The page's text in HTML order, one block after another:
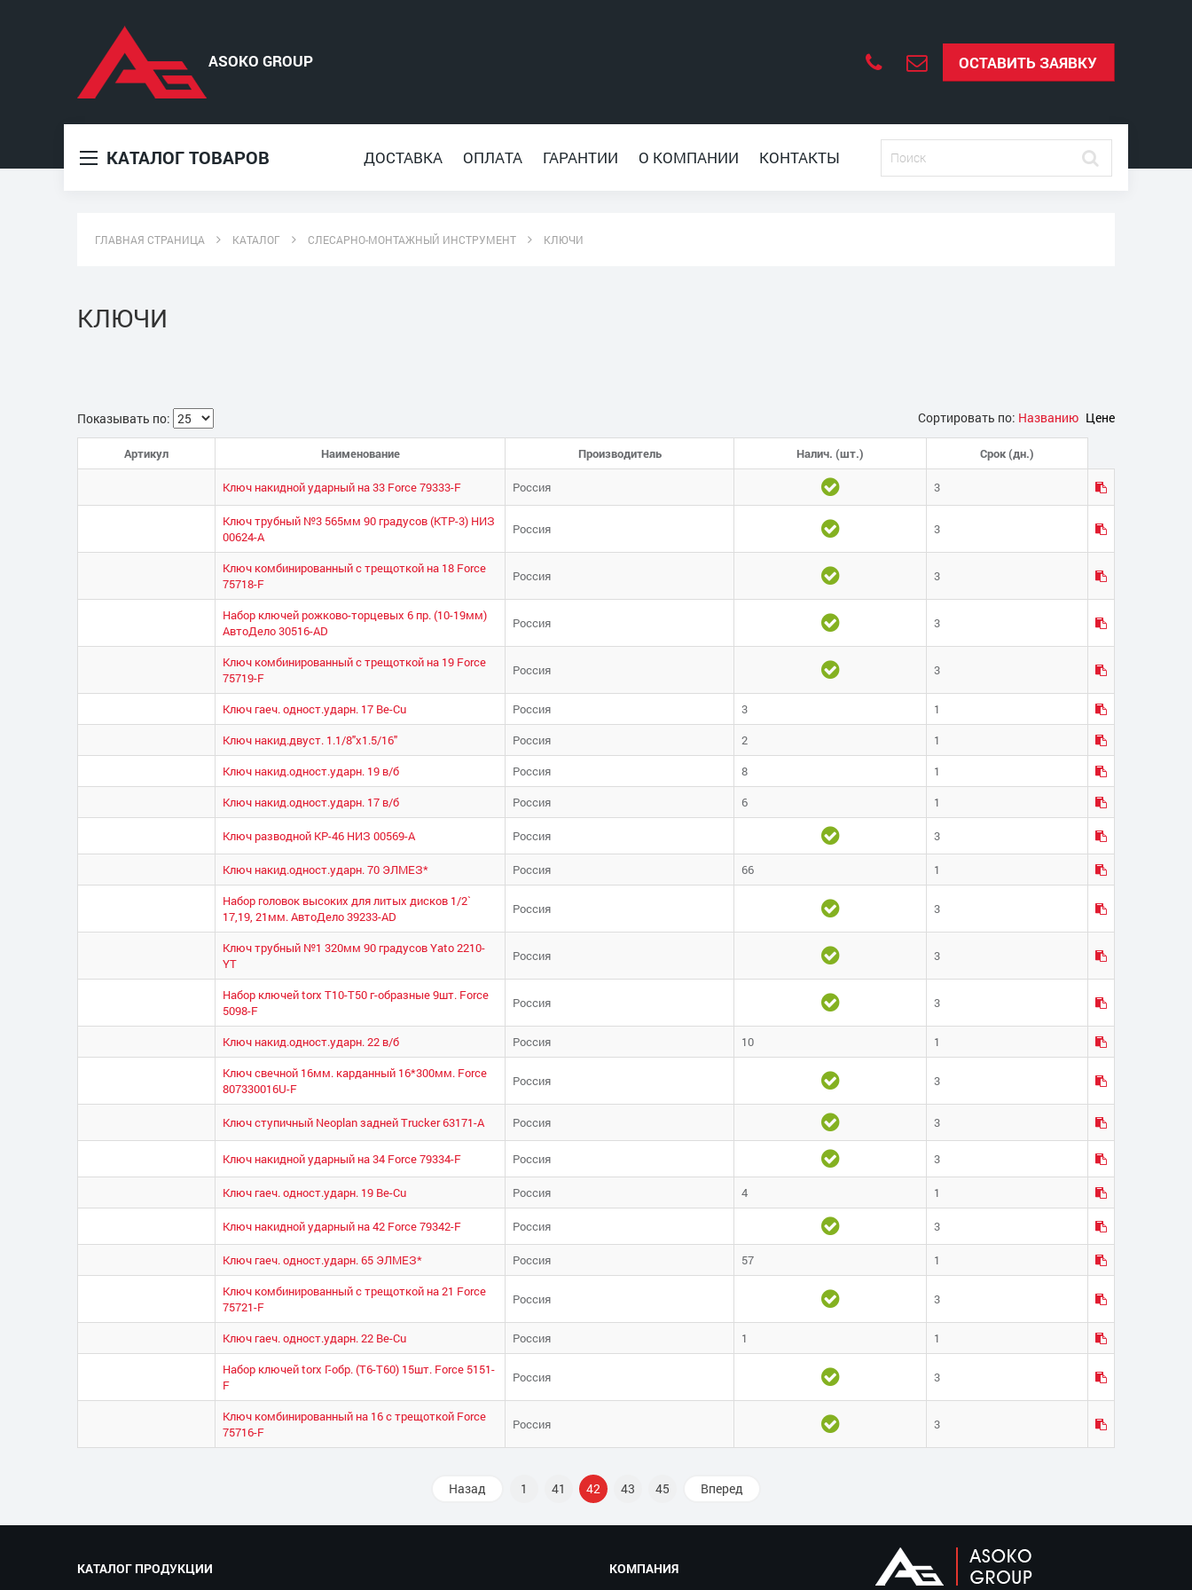
ОСТАВИТЬ ЗАЯВКУ
КАТАЛОГ ТОВАРОВ ДОСТАВКА ОПЛАТА ГАРАНТИИ О КОМПАНИИ КОНТАКТЫ
ГЛАВНАЯ СТРАНИЦА КАТАЛОГ СЛЕСАРНО-МОНТАЖНЫЙ ИНСТРУМЕНТ КЛЮЧИ
КЛЮЧИ
Показывать по: Сортировать по: Названию Цене
Артикул Наименование Производитель Налич. (шт.) Срок (дн.)
Ключ накидной ударный на 33 Force 79333-F Россия 3
Ключ трубный №3 565мм 90 градусов (КТР-3) НИЗ
00624-А
Россия 3
Ключ комбинированный с трещоткой на 18 Force
75718-F
Россия 3
Набор ключей рожково-торцевых 6 пр. (10-19мм)
АвтоДело 30516-AD
Россия 3
Ключ комбинированный с трещоткой на 19 Force
75719-F
Россия 3
Ключ гаеч. одност.ударн. 17 Be-Cu Россия 3
1
Ключ накид.двуст. 1.1/8"х1.5/16"
Россия 2
1
Ключ накид.одност.ударн. 19 в/б
Россия 8
1
Ключ накид.одност.ударн. 17 в/б
Россия 6 1
Ключ разводной КР-46 НИЗ 00569-А Россия 3
Ключ накид.одност.ударн. 70 ЭЛМЕЗ* Россия 66
1
Набор головок высоких для литых дисков 1/2`
17,19, 21мм. АвтоДело 39233-AD
Россия 3
Ключ трубный №1 320мм 90 градусов Yato 2210-
YT
Россия 3
Набор ключей torx T10-T50 г-образные 9шт. Force
5098-F
Россия 3
Ключ накид.одност.ударн. 22 в/б Россия 10
1
Ключ свечной 16мм. карданный 16*300мм. Force
807330016U-F
Россия 3
Ключ ступичный Neoplan задней Trucker 63171-А Россия 3
Ключ накидной ударный на 34 Force 79334-F Россия 3
Ключ гаеч. одност.ударн. 19 Be-Cu Россия 4 1
Ключ накидной ударный на 42 Force 79342-F Россия 3
Ключ гаеч. одност.ударн. 65 ЭЛМЕЗ* Россия 57
1
Ключ комбинированный с трещоткой на 21 Force
75721-F
Россия 3
Ключ гаеч. одност.ударн. 22 Be-Cu Россия 1
1
Набор ключей torx Г-обр. (Т6-Т60) 15шт. Force 5151-
F
Россия 3
Ключ комбинированный на 16 с трещоткой Force
75716-F
Россия 3
Назад 1 41 42 43 45 Вперед
КАТАЛОГ ПРОДУКЦИИ КОМПАНИЯ